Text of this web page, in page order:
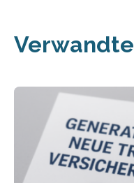
Verwandte